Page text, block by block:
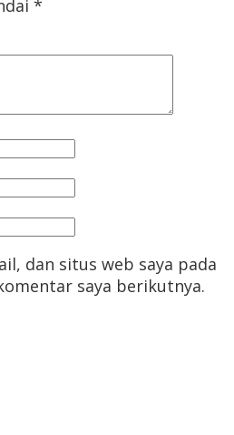
*
dan situs web saya pada
saya berikutnya.